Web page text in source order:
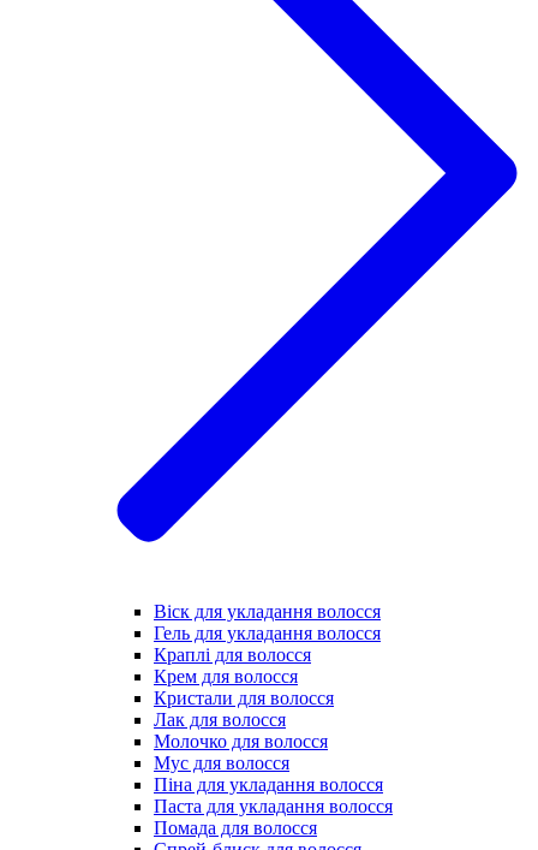
Віск для укладання волосся
Гель для укладання волосся
Краплі для волосся
Крем для волосся
Кристали для волосся
Лак для волосся
Молочко для волосся
Мус для волосся
Піна для укладання волосся
Паста для укладання волосся
Помада для волосся